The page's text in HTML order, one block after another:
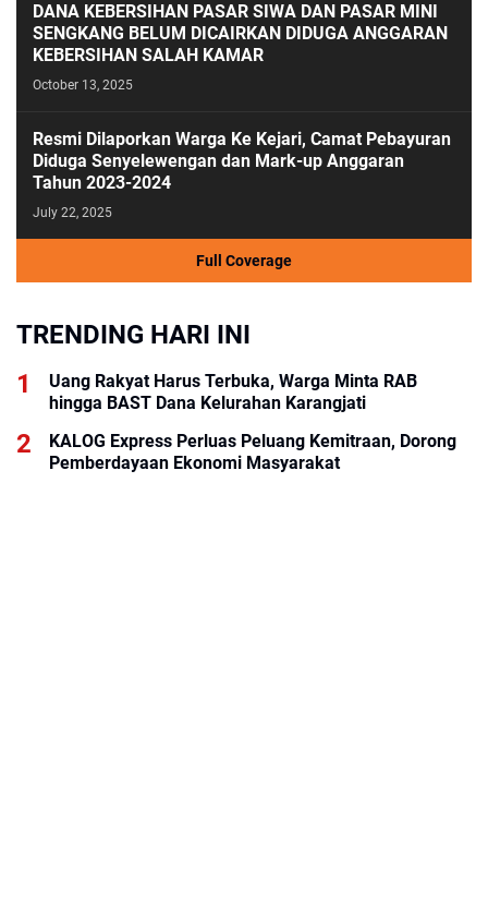
DANA KEBERSIHAN PASAR SIWA DAN PASAR MINI
SENGKANG BELUM DICAIRKAN DIDUGA ANGGARAN
KEBERSIHAN SALAH KAMAR
October 13, 2025
Resmi Dilaporkan Warga Ke Kejari, Camat Pebayuran
Diduga Senyelewengan dan Mark-up Anggaran
Tahun 2023-2024
July 22, 2025
Full Coverage
TRENDING HARI INI
Uang Rakyat Harus Terbuka, Warga Minta RAB
hingga BAST Dana Kelurahan Karangjati
KALOG Express Perluas Peluang Kemitraan, Dorong
Pemberdayaan Ekonomi Masyarakat